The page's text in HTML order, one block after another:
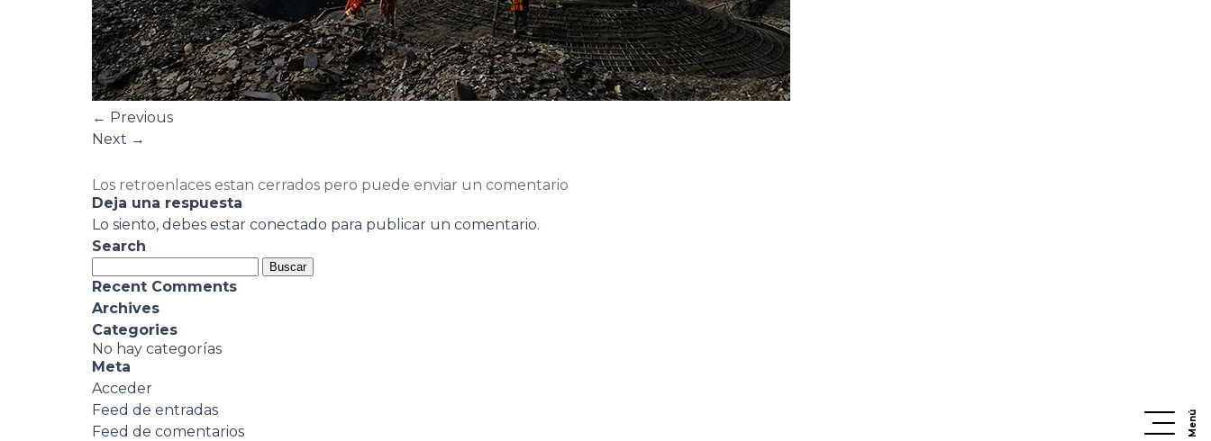
Menú
← Previous
Next →
Los retroenlaces estan cerrados pero puede enviar un comentario
Deja una respuesta
Lo siento, debes estar conectado para publicar un comentario.
Search
Buscar:
Recent Comments
Archives
Categories
No hay categorías
Meta
Acceder
Feed de entradas
Feed de comentarios